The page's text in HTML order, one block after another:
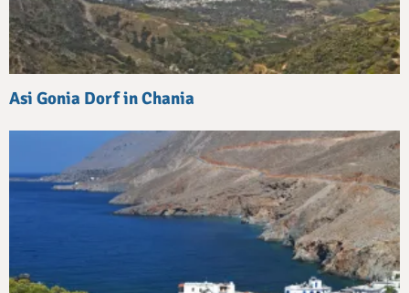
Asi Gonia Dorf in Chania